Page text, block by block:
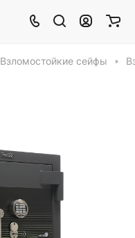
Взломостойкие сейфы